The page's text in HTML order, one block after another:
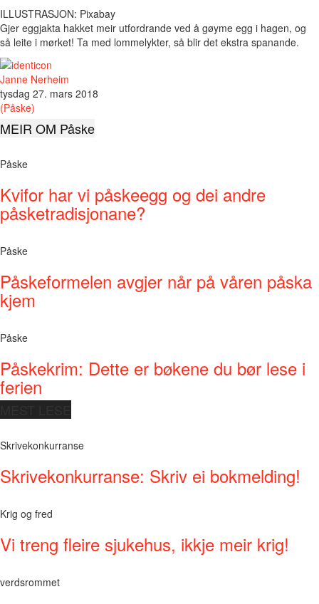
ILLUSTRASJON: Pixabay
Gjer eggjakta hakket meir utfordrande ved å gøyme egg i hagen, og
så leite i mørket! Ta med lommelykter, så blir det ekstra spanande.
Janne Nerheim
tysdag 27. mars 2018
(Påske)
MEIR OM Påske
Påske
Kvifor har vi påskeegg og dei andre
påsketradisjonane?
Påske
Påskeformelen avgjer når på våren påska
kjem
Påske
Påskekrim: Dette er bøkene du bør lese i
ferien
Skrivekonkurranse
Skrivekonkurranse: Skriv ei bokmelding!
Krig og fred
Vi treng fleire sjukehus, ikkje meir krig!
verdsrommet